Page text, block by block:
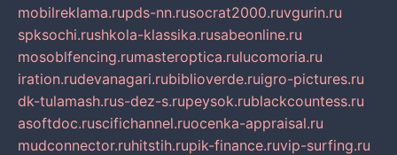
mobilreklama.rupds-nn.rusocrat2000.ruvgurin.ru
spksochi.rushkola-klassika.rusabeonline.ru
mosoblfencing.rumasteroptica.rulucomoria.ru
iration.rudevanagari.rubiblioverde.ruigro-pictures.ru
dk-tulamash.rus-dez-s.rupeysok.rublackcountess.ru
asoftdoc.ruscifichannel.ruocenka-appraisal.ru
mudconnector.ruhitstih.rupik-finance.ruvip-surfing.ru